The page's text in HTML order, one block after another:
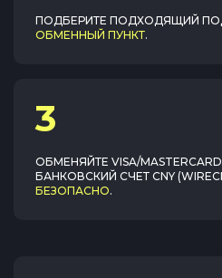
ПОДБЕРИТЕ ПОДХОДЯЩИЙ
ОБМЕННЫЙ ПУНКТ.
3
ОБМЕНЯЙТЕ VISA/
БАНКОВСКИЙ СЧЕТ CNY
БЕЗОПАСНО.